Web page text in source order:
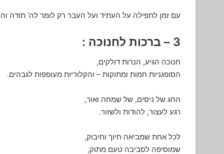
עם זמן לתפילה על העתיד ועל העבר רק לומר לה’ תודה
3 – ברכות לחנוכה :
חנוכה הגיע, הנרות דולקים,
הסופגניות חמות ומתוקות – והקלוריות מעופפות לגבהים.
החג של ניסים, של שמחה ואור,
רגע לעצור, להודות ולשזור.
לכל אחת שמביאה חיוך וחיבוק,
שמוסיפה לסביבה טעם מתוק,